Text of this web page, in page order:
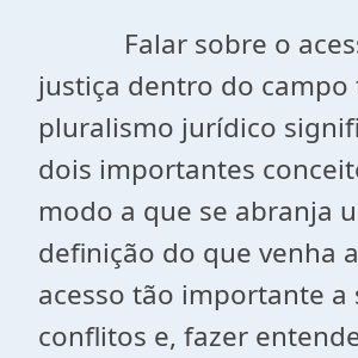
Falar sobre o
justiça dentro do
pluralismo jurídico
dois importantes
modo a que se abranja
definição do que venha
acesso tão importante a
conflitos e, fazer